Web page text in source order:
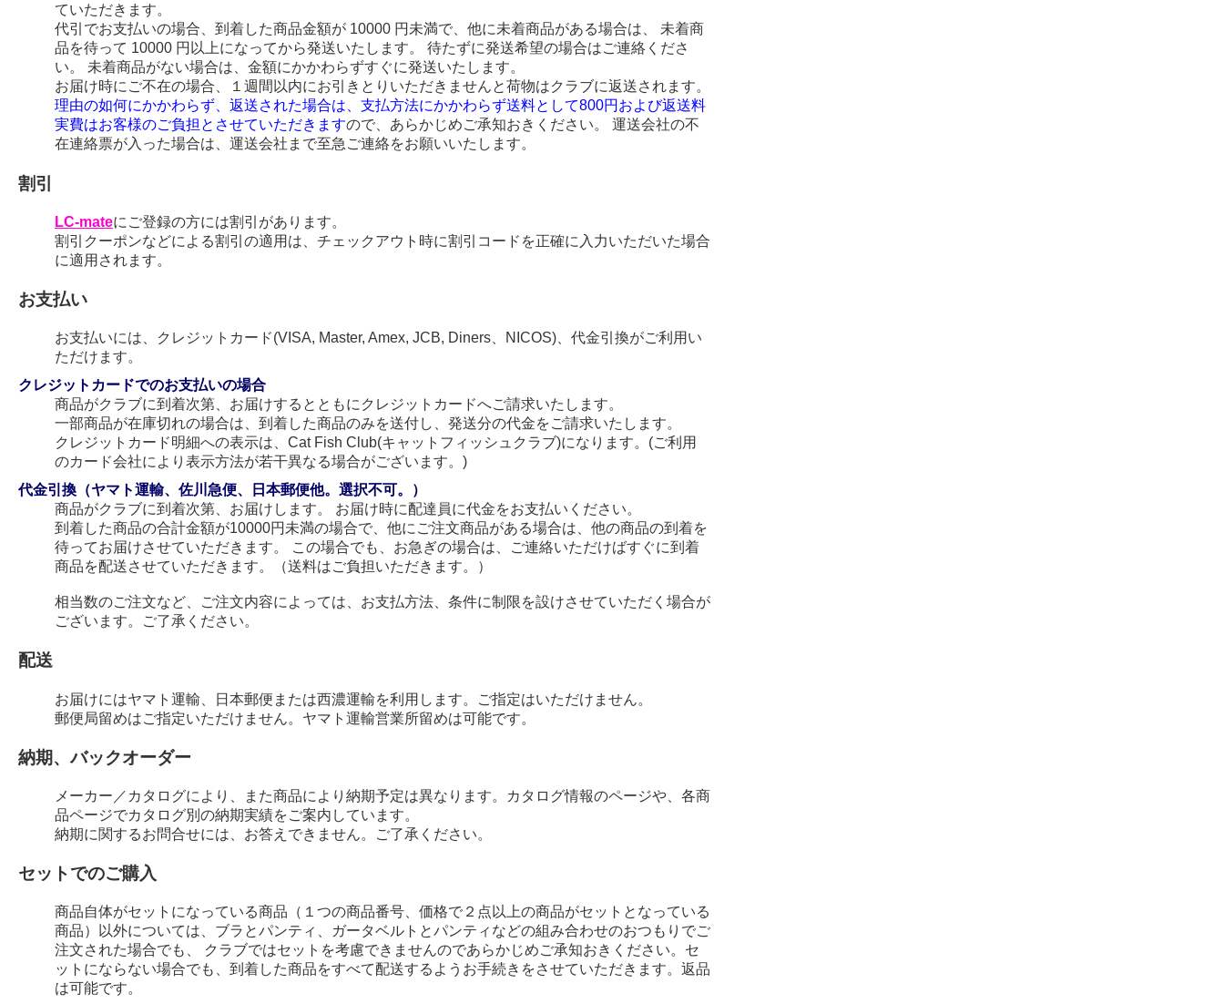
ていただきます。
代引でお支払いの場合、到着した商品金額が 10000 円未満で、他に未着商品がある場合は、 未着商
品を待って 10000 円以上になってから発送いたします。 待たずに発送希望の場合はご連絡くださ
い。 未着商品がない場合は、金額にかかわらずすぐに発送いたします。
お届け時にご不在の場合、１週間以内にお引きとりいただきませんと荷物はクラブに返送されます。
理由の如何にかかわらず、返送された場合は、支払方法にかかわらず送料として800円および返送料
実費はお客様のご負担とさせていただきますので、あらかじめご承知おきください。 運送会社の不
在連絡票が入った場合は、運送会社まで至急ご連絡をお願いいたします。
割引
LC-mateにご登録の方には割引があります。
割引クーポンなどによる割引の適用は、チェックアウト時に割引コードを正確に入力いただいた場合
に適用されます。
お支払い
お支払いには、クレジットカード(VISA, Master, Amex, JCB, Diners、NICOS)、代金引換がご利用い
ただけます。
クレジットカードでのお支払いの場合
商品がクラブに到着次第、お届けするとともにクレジットカードへご請求いたします。
一部商品が在庫切れの場合は、到着した商品のみを送付し、発送分の代金をご請求いたします。
クレジットカード明細への表示は、Cat Fish Club(キャットフィッシュクラブ)になります。(ご利用
のカード会社により表示方法が若干異なる場合がございます。)
代金引換（ヤマト運輸、佐川急便、日本郵便他。選択不可。）
商品がクラブに到着次第、お届けします。 お届け時に配達員に代金をお支払いください。
到着した商品の合計金額が10000円未満の場合で、他にご注文商品がある場合は、他の商品の到着を
待ってお届けさせていただきます。 この場合でも、お急ぎの場合は、ご連絡いただけばすぐに到着
商品を配送させていただきます。（送料はご負担いただきます。）
相当数のご注文など、ご注文内容によっては、お支払方法、条件に制限を設けさせていただく場合が
ございます。ご了承ください。
配送
お届けにはヤマト運輸、日本郵便または西濃運輸を利用します。ご指定はいただけません。
郵便局留めはご指定いただけません。ヤマト運輸営業所留めは可能です。
納期、バックオーダー
メーカー／カタログにより、また商品により納期予定は異なります。カタログ情報のページや、各商
品ページでカタログ別の納期実績をご案内しています。
納期に関するお問合せには、お答えできません。ご了承ください。
セットでのご購入
商品自体がセットになっている商品（１つの商品番号、価格で２点以上の商品がセットとなっている
商品）以外については、ブラとパンティ、ガータベルトとパンティなどの組み合わせのおつもりでご
注文された場合でも、 クラブではセットを考慮できませんのであらかじめご承知おきください。セ
ットにならない場合でも、到着した商品をすべて配送するようお手続きをさせていただきます。返品
は可能です。